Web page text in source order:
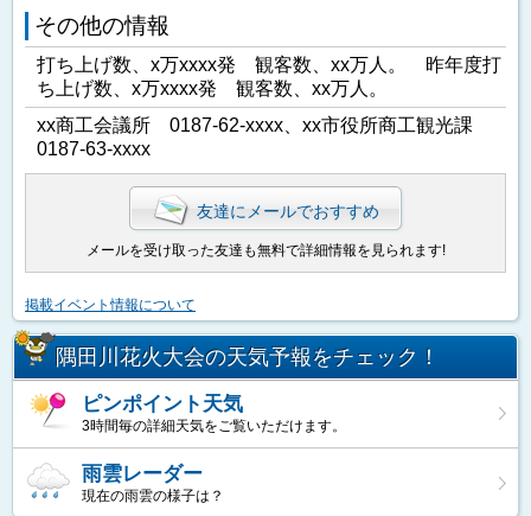
その他の情報
打ち上げ数、x万xxxx発 観客数、xx万人。 昨年度打
ち上げ数、x万xxxx発 観客数、xx万人。
xx商工会議所 0187-62-xxxx、xx市役所商工観光課
0187-63-xxxx
友達にメールでおすすめ
メールを受け取った友達も無料で詳細情報を見られます!
掲載イベント情報について
隅田川花火大会の天気予報をチェック！
ピンポイント天気
3時間毎の詳細天気をご覧いただけます。
雨雲レーダー
現在の雨雲の様子は？